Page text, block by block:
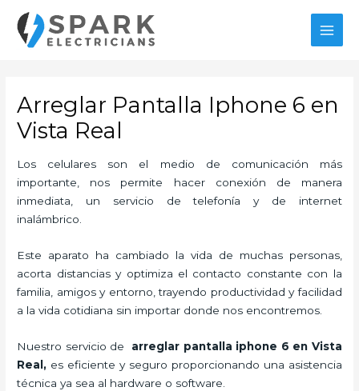
contenido
Arreglar Pantalla Iphone 6 en
Vista Real
Los celulares son el medio de comunicación más
importante, nos permite hacer conexión de manera
inmediata, un servicio de telefonía y de internet
inalámbrico.
Este aparato ha cambiado la vida de muchas personas,
acorta distancias y optimiza el contacto constante con la
familia, amigos y entorno, trayendo productividad y facilidad
a la vida cotidiana sin importar donde nos encontremos.
Nuestro servicio de arreglar pantalla iphone 6 en Vista
Real , es eficiente y seguro proporcionando una asistencia
técnica ya sea al hardware o software.